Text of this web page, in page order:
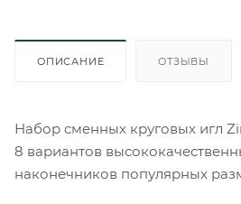
ОПИСАНИЕ ОТЗЫВЫ
Набор сменных круговых игл
8 вариантов
наконечников популярных